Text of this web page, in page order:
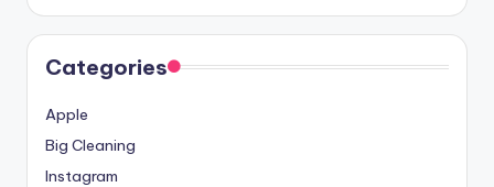
Categories
Apple
Big Cleaning
Instagram